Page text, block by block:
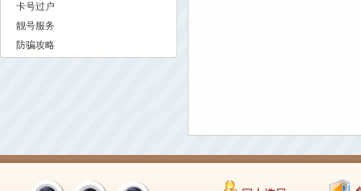
卡号过户
靓号服务
防骗攻略